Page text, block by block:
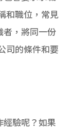
和職位，常見
者，將同一份
司的條件和要
經驗呢？如果